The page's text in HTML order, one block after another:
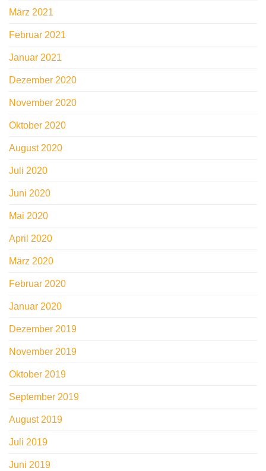
März 2021
Februar 2021
Januar 2021
Dezember 2020
November 2020
Oktober 2020
August 2020
Juli 2020
Juni 2020
Mai 2020
April 2020
März 2020
Februar 2020
Januar 2020
Dezember 2019
November 2019
Oktober 2019
September 2019
August 2019
Juli 2019
Juni 2019